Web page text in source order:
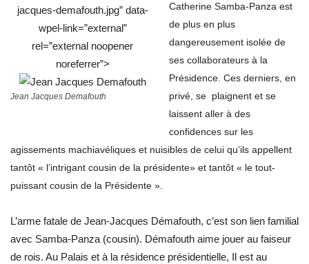
jacques-demafouth.jpg” data-
wpel-link=”external”
rel=”external noopener
noreferrer”>
Jean Jacques Demafouth
Catherine Samba-Panza est
de plus en plus
dangereusement isolée de
ses collaborateurs à la
Présidence. Ces derniers, en
privé, se plaignent et se
laissent aller à des
confidences sur les
agissements machiavéliques et nuisibles de celui qu’ils appellent
tantôt « l’intrigant cousin de la présidente» et tantôt « le tout-
puissant cousin de la Présidente ».
L’arme fatale de Jean-Jacques Démafouth, c’est son lien familial
avec Samba-Panza (cousin). Démafouth aime jouer au faiseur
de rois. Au Palais et à la résidence présidentielle, Il est au